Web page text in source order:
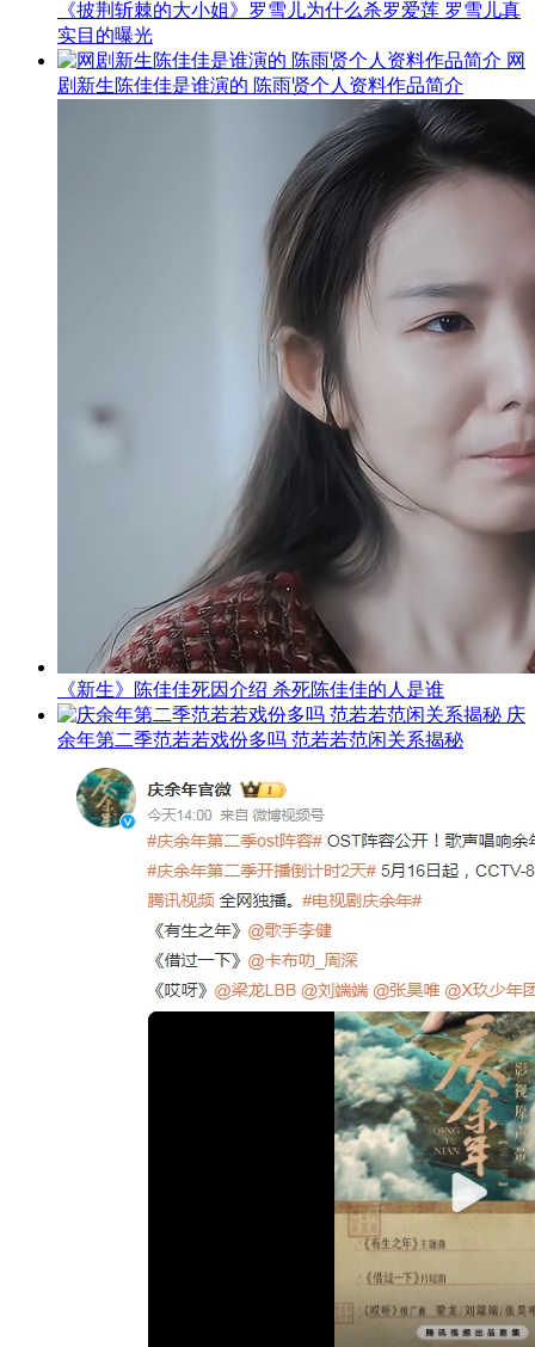
《披荆斩棘的大小姐》罗雪儿为什么杀罗爱莲 罗雪儿真
实目的曝光
网
剧新生陈佳佳是谁演的 陈雨贤个人资料作品简介
《新生》陈佳佳死因介绍 杀死陈佳佳的人是谁
庆
余年第二季范若若戏份多吗 范若若范闲关系揭秘